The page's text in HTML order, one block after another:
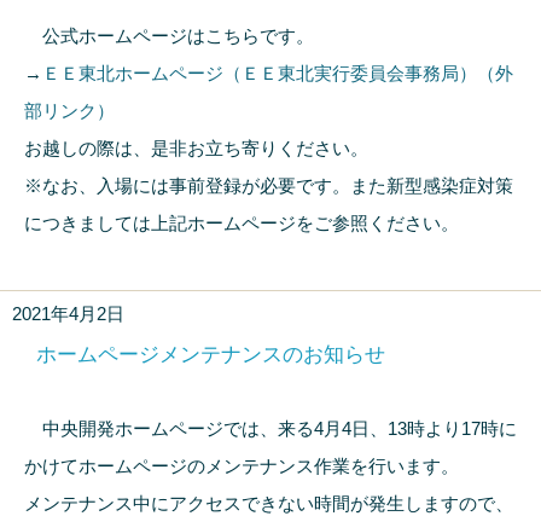
公式ホームページはこちらです。
→ ＥＥ東北ホームページ（ＥＥ東北実行委員会事務局）（外
部リンク）
お越しの際は、是非お立ち寄りください。
※なお、入場には事前登録が必要です。また新型感染症対策
につきましては上記ホームページをご参照ください。
2021年4月2日
ホームページメンテナンスのお知らせ
中央開発ホームページでは、来る4月4日、13時より17時に
かけてホームページのメンテナンス作業を行います。
メンテナンス中にアクセスできない時間が発生しますので、